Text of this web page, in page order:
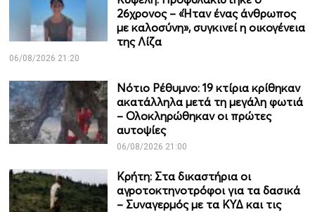
26χρονος – «Ήταν ένας άνθρωπος
με καλοσύνη», συγκινεί η οικογένεια
της Λίζα
06/08/2026 21:20
Νότιο Ρέθυμνο: 19 κτίρια κρίθηκαν
ακατάλληλα μετά τη μεγάλη φωτιά
– Ολοκληρώθηκαν οι πρώτες
αυτοψίες
06/08/2026 21:00
Κρήτη: Στα δικαστήρια οι
αγροτοκτηνοτρόφοι για τα δασικά
– Συναγερμός με τα ΚΥΔ και τις